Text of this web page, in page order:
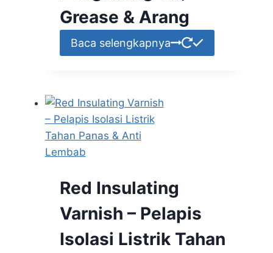
Grease & Arang
Baca selengkapnya
Red Insulating
Varnish – Pelapis
Isolasi Listrik Tahan